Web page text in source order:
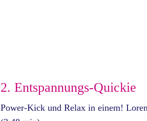
2. Entspannungs-Quickie
Power-Kick und Relax in einem!